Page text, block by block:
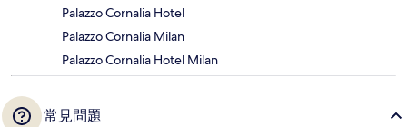
Palazzo Cornalia Hotel
Palazzo Cornalia Milan
Palazzo Cornalia Hotel Milan
常見問題